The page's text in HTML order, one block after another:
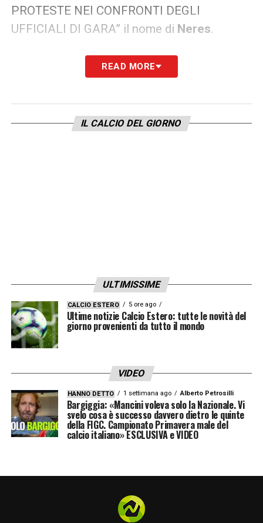
PROTESTE NEI CONFRONTI DEGLI
UFFICIALI DI GARA” il nome di Neres.
L’attaccante del Napoli avrebbe protestato
proprio per quel fallo a centrocampo non
scatenato l’ira del brasiliano ex Ajax, tanto da
essere sanzionato. Nel match report però
READ MORE
IL CALCIO DEL GIORNO
ULTIMISSIME
CALCIO ESTERO 5 ore ago
Ultime notizie Calcio Estero: tutte le novità del
giorno provenienti da tutto il mondo
VIDEO
HANNO DETTO 1 settimana ago Alberto Petrosilli
Bargiggia: «Mancini voleva solo la Nazionale. Vi
svelo cosa è successo davvero dietro le quinte
della FIGC. Campionato Primavera male del
calcio italiano» ESCLUSIVA e VIDEO